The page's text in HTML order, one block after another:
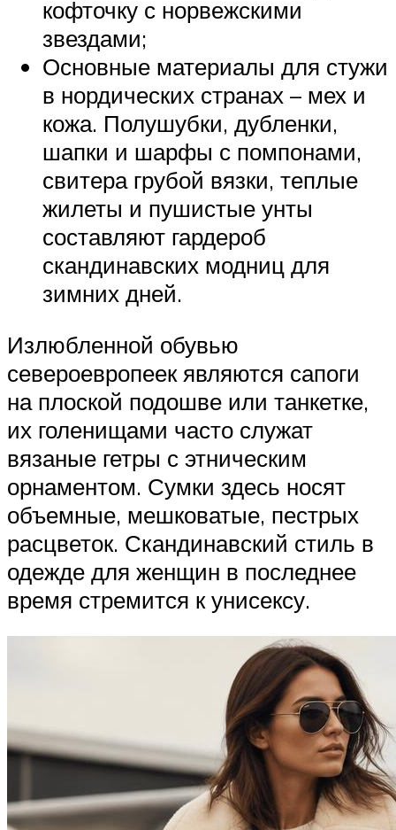
кофточку с норвежскими
звездами;
Основные материалы для стужи
в нордических странах – мех и
кожа. Полушубки, дубленки,
шапки и шарфы с помпонами,
свитера грубой вязки, теплые
жилеты и пушистые унты
составляют гардероб
скандинавских модниц для
зимних дней.
Излюбленной обувью
североевропеек являются сапоги
на плоской подошве или танкетке,
их голенищами часто служат
вязаные гетры с этническим
орнаментом. Сумки здесь носят
объемные, мешковатые, пестрых
расцветок. Скандинавский стиль в
одежде для женщин в последнее
время стремится к унисексу.